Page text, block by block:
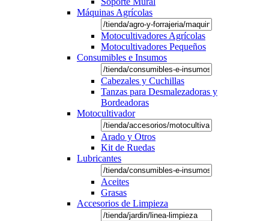
Máquinas Agrícolas
Motocultivadores Agrícolas
Motocultivadores Pequeños
Consumibles e Insumos
Cabezales y Cuchillas
Tanzas para Desmalezadoras y
Bordeadoras
Motocultivador
Arado y Otros
Kit de Ruedas
Lubricantes
Aceites
Grasas
Accesorios de Limpieza